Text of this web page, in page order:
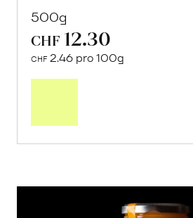
500g
CHF 12.30
CHF 2.46 pro 100g